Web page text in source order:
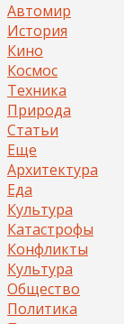
Автомир
История
Кино
Космос
Техника
Природа
Статьи
Еще
Архитектура
Еда
Культура
Катастрофы
Конфликты
Культура
Общество
Политика